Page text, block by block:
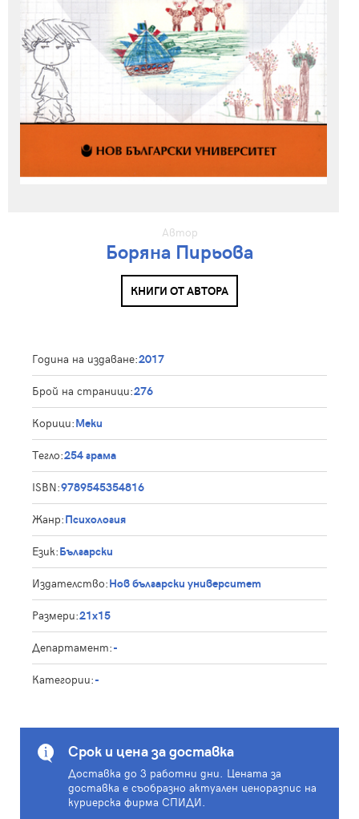
Автор
Боряна Пирьова
КНИГИ ОТ АВТОРА
Година на издаване:2017
Брой на страници:276
Корици:Меки
Тегло:254 грама
ISBN:9789545354816
Жанр:Психология
Език:Български
Издателство:Нов български университет
Размери:21x15
Департамент:-
Категории:-
Срок и цена за доставка
Доставка до 3 работни дни. Цената за
доставка е съобразно актуален ценоразпис на
куриерска фирма СПИДИ.